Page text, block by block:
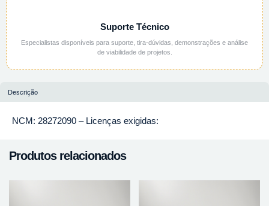
Suporte Técnico
Especialistas disponíveis para suporte, tira-dúvidas, demonstrações e análise
de viabilidade de projetos.
Descrição
NCM: 28272090 – Licenças exigidas:
Produtos relacionados